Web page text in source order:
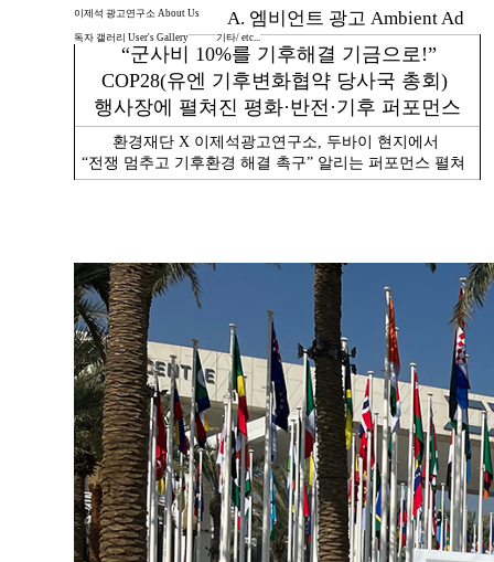
이제석 광고연구소 About Us A. 엠비언트 광고 Ambient Ad
독자 갤러리 User's Gallery 기타/ etc...
“군사비 10%를 기후해결 기금으로!”
COP28(유엔 기후변화협약 당사국 총회)
행사장에 펼쳐진 평화·반전·기후 퍼포먼스
환경재단 X 이제석광고연구소, 두바이 현지에서
“전쟁 멈추고 기후환경 해결 촉구” 알리는 퍼포먼스 펼쳐